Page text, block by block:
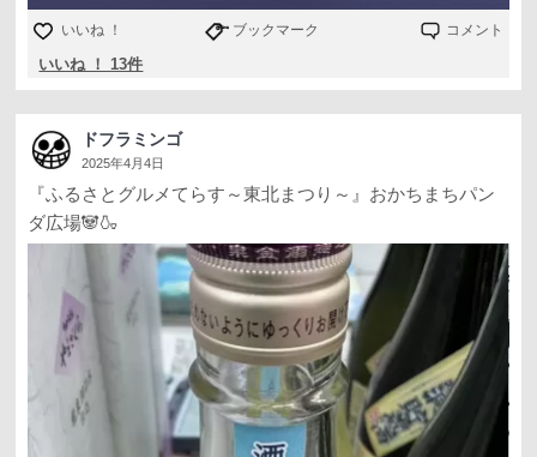
いいね ！ ブックマーク コメント
いいね ！ 13件
ドフラミンゴ
2025年4月4日
『ふるさとグルメてらす～東北まつり～』おかちまちパン
ダ広場🐼🍶